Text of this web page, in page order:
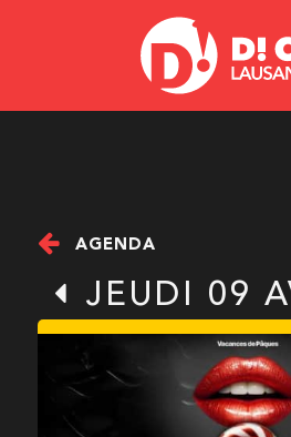
AGENDA
JEUDI 09